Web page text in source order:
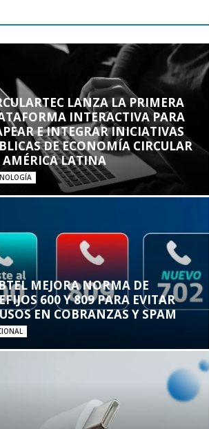
LANZA LA PRIMERA
INTERACTIVA PARA
E INTEGRAR INICIATIVAS
DE ECONOMÍA CIRCULAR
AMÉRICA LATINA
MEJORA NORMA DE
600 Y 809 PARA EVITAR
EN COBRANZAS Y SPAM